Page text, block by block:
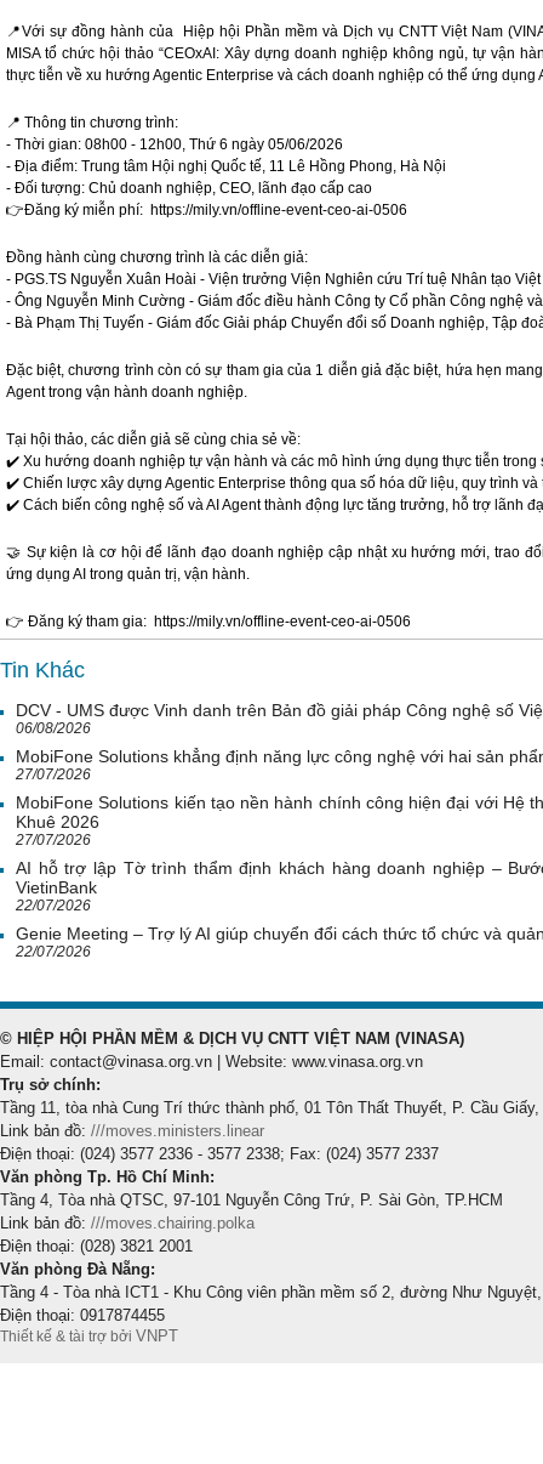
📍Với sự đồng hành của Hiệp hội Phần mềm và Dịch vụ CNTT Việt Nam
MISA tổ chức hội thảo “CEOxAI: Xây dựng doanh nghiệp không ngủ, tự vận
thực tiễn về xu hướng Agentic Enterprise và cách doanh nghiệp có thể ứng dụng
📍 Thông tin chương trình:
- Thời gian: 08h00 - 12h00, Thứ 6 ngày 05/06/2026
- Địa điểm: Trung tâm Hội nghị Quốc tế, 11 Lê Hồng Phong, Hà Nội
- Đối tượng: Chủ doanh nghiệp, CEO, lãnh đạo cấp cao
👉Đăng ký miễn phí: https://mily.vn/offline-event-ceo-ai-0506
Đồng hành cùng chương trình là các diễn giả:
- PGS.TS Nguyễn Xuân Hoài - Viện trưởng Viện Nghiên cứu Trí tuệ Nhân tạo
- Ông Nguyễn Minh Cường - Giám đốc điều hành Công ty Cổ phần Công nghệ
- Bà Phạm Thị Tuyến - Giám đốc Giải pháp Chuyển đổi số Doanh nghiệp, Tập
Đặc biệt, chương trình còn có sự tham gia của 1 diễn giả đặc biệt, hứa hẹn
Agent trong vận hành doanh nghiệp.
Tại hội thảo, các diễn giả sẽ cùng chia sẻ về:
✔️ Xu hướng doanh nghiệp tự vận hành và các mô hình ứng dụng thực tiễn trong
✔️ Chiến lược xây dựng Agentic Enterprise thông qua số hóa dữ liệu, quy trình và
✔️ Cách biến công nghệ số và AI Agent thành động lực tăng trưởng, hỗ trợ lãnh
🤝 Sự kiện là cơ hội để lãnh đạo doanh nghiệp cập nhật xu hướng mới, trao
ứng dụng AI trong quản trị, vận hành.
👉 Đăng ký tham gia: https://mily.vn/offline-event-ceo-ai-0506
Tin Khác
DCV - UMS được Vinh danh trên Bản đồ giải pháp Công nghệ số
06/08/2026
MobiFone Solutions khẳng định năng lực công nghệ với hai sản
27/07/2026
MobiFone Solutions kiến tạo nền hành chính công hiện đại với Hệ
Khuê 2026
27/07/2026
AI hỗ trợ lập Tờ trình thẩm định khách hàng doanh nghiệp –
VietinBank
22/07/2026
Genie Meeting – Trợ lý AI giúp chuyển đổi cách thức tổ chức và
22/07/2026
© HIỆP HỘI PHẦN MỀM & DỊCH VỤ CNTT VIỆT NAM (VINASA)
Email: contact@vinasa.org.vn | Website: www.vinasa.org.vn
Trụ sở chính:
Tầng 11, tòa nhà Cung Trí thức thành phố, 01 Tôn Thất Thuyết, P. Cầu Giấy,
Link bản đồ: ///moves.ministers.linear
Điện thoại: (024) 3577 2336 - 3577 2338; Fax: (024) 3577 2337
Văn phòng Tp. Hồ Chí Minh:
Tầng 4, Tòa nhà QTSC, 97-101 Nguyễn Công Trứ, P. Sài Gòn, TP.HCM
Link bản đồ: ///moves.chairing.polka
Điện thoại: (028) 3821 2001
Văn phòng Đà Nẵng:
Tầng 4 - Tòa nhà ICT1 - Khu Công viên phần mềm số 2, đường Như
Điện thoại: 0917874455
Thiết kế & tài trợ bởi VNPT